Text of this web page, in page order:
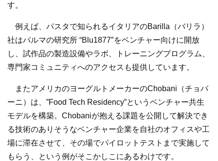
す。
例えば、パスタで知られるイタリアのBarilla（バリラ）
社はパルマの研究所 “Blu1877″をベンチャー向けに開放
し、試作品の製造設備やラボ、トレーニングプログラム、
専門家コミュニティへのアクセスも提供しています。
またアメリカのヨーグルトメーカーのChobani（チョバ
ーニ）は、”Food Tech Residency”というベンチャー共生
モデルを構築。Chobaniが抱える課題を公開して解決でき
る技術のありそうなベンチャー企業を自社のオフィスや工
場に滞在させて、その場でパイロットテストまで実施して
もらう、という例がそこかしこにあるわけです。